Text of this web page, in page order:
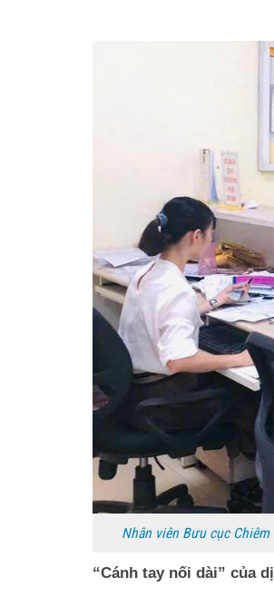
Nhân viên Bưu cục
“Cánh tay nối dài” của